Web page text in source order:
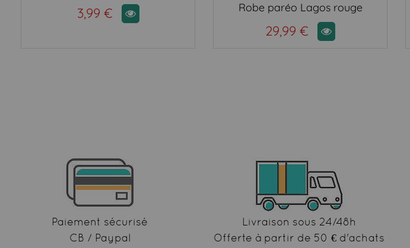
3,99 € Robe paréo Lagos rouge
29,99 €
Paiement sécurisé
CB / Paypal
Livraison sous 24/48h
Offerte à partir de 50 € d'achats